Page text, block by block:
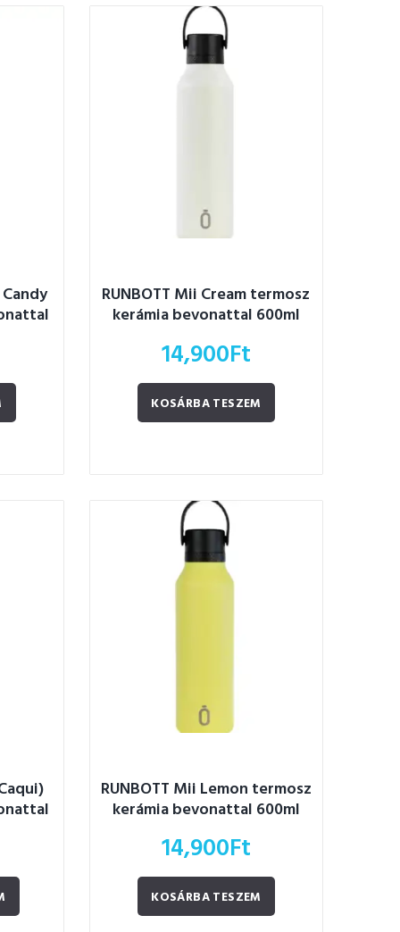
RUNBOTT Mii Cream termosz
kerámia bevonattal 600ml
14,900Ft
KOSÁRBA TESZEM
RUNBOTT Mii Lemon termosz
kerámia bevonattal 600ml
14,900Ft
KOSÁRBA TESZEM